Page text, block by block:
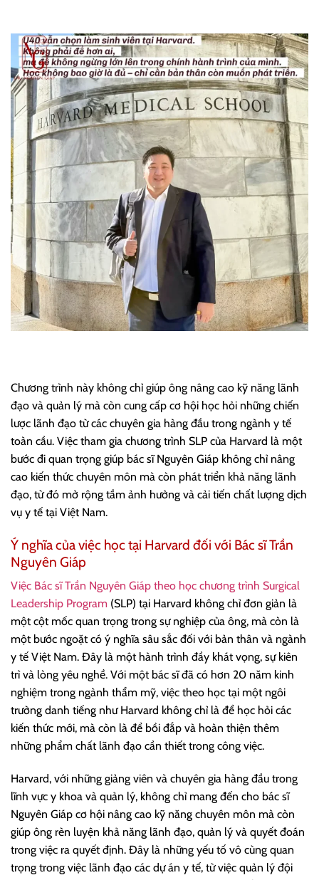
Chương trình này không chỉ giúp ông nâng cao kỹ năng lãnh
đạo và quản lý mà còn cung cấp cơ hội học hỏi những chiến
lược lãnh đạo từ các chuyên gia hàng đầu trong ngành y tế
toàn cầu. Việc tham gia chương trình SLP của Harvard là một
bước đi quan trọng giúp bác sĩ Nguyên Giáp không chỉ nâng
cao kiến thức chuyên môn mà còn phát triển khả năng lãnh
đạo, từ đó mở rộng tầm ảnh hưởng và cải tiến chất lượng dịch
vụ y tế tại Việt Nam.
Ý nghĩa của việc học tại Harvard đối với Bác sĩ Trần
Nguyên Giáp
Việc Bác sĩ Trần Nguyên Giáp theo học chương trình Surgical
Leadership Program (SLP) tại Harvard không chỉ đơn giản là
một cột mốc quan trọng trong sự nghiệp của ông, mà còn là
một bước ngoặt có ý nghĩa sâu sắc đối với bản thân và ngành
y tế Việt Nam. Đây là một hành trình đầy khát vọng, sự kiên
trì và lòng yêu nghề. Với một bác sĩ đã có hơn 20 năm kinh
nghiệm trong ngành thẩm mỹ, việc theo học tại một ngôi
trường danh tiếng như Harvard không chỉ là để học hỏi các
kiến thức mới, mà còn là để bồi đắp và hoàn thiện thêm
những phẩm chất lãnh đạo cần thiết trong công việc.
Harvard, với những giảng viên và chuyên gia hàng đầu trong
lĩnh vực y khoa và quản lý, không chỉ mang đến cho bác sĩ
Nguyên Giáp cơ hội nâng cao kỹ năng chuyên môn mà còn
giúp ông rèn luyện khả năng lãnh đạo, quản lý và quyết đoán
trong việc ra quyết định. Đây là những yếu tố vô cùng quan
trọng trong việc lãnh đạo các dự án y tế, từ việc quản lý đội